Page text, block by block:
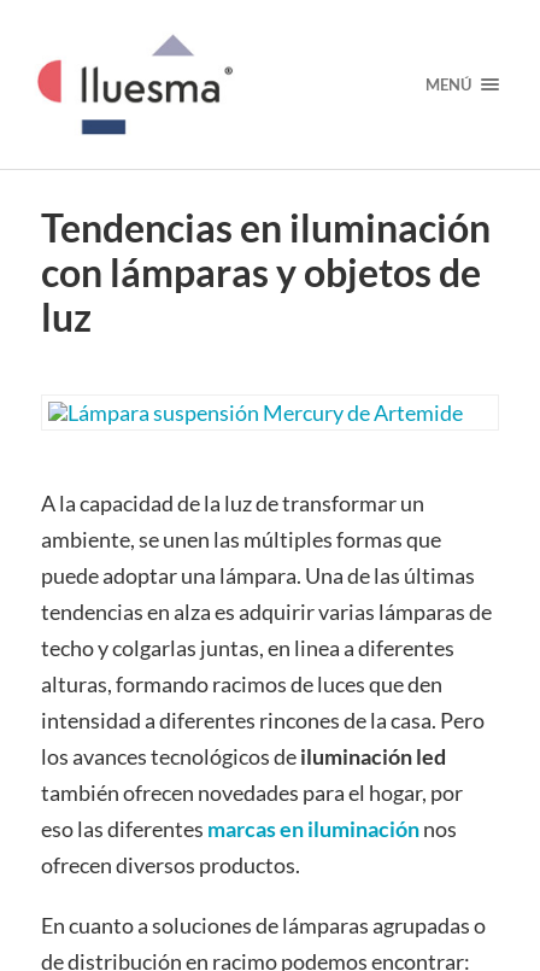
MENÚ
Tendencias en iluminación
con lámparas y objetos de
luz
A la capacidad de la luz de transformar un
ambiente, se unen las múltiples formas que
puede adoptar una lámpara. Una de las últimas
tendencias en alza es adquirir varias lámparas de
techo y colgarlas juntas, en linea a diferentes
alturas, formando racimos de luces que den
intensidad a diferentes rincones de la casa. Pero
los avances tecnológicos deiluminación led
también ofrecen novedades para el hogar, por
eso las diferentes marcas en iluminaciónnos
ofrecen diversos productos.
En cuanto a soluciones de lámparas agrupadas o
de distribución en racimo podemos encontrar: